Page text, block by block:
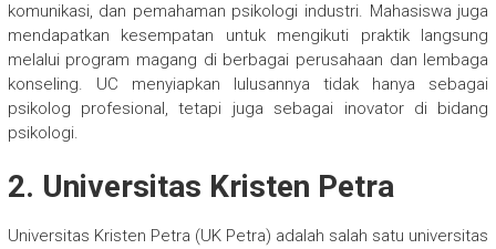
komunikasi, dan pemahaman psikologi industri. Mahasiswa juga
mendapatkan kesempatan untuk mengikuti praktik langsung
melalui program magang di berbagai perusahaan dan lembaga
konseling. UC menyiapkan lulusannya tidak hanya sebagai
psikolog profesional, tetapi juga sebagai inovator di bidang
psikologi.
2. Universitas Kristen Petra
Universitas Kristen Petra (UK Petra) adalah salah satu universitas